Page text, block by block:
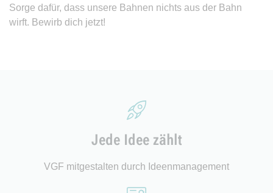
Sorge dafür, dass unsere Bahnen nichts aus der Bahn
wirft. Bewirb dich jetzt!
Jede Idee zählt
VGF mitgestalten durch Ideenmanagement